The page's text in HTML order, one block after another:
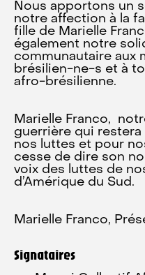
Nous apportons un
notre affection à la
fille de Marielle
également notre
communautaire aux
brésilien-ne-s et à
afro-brésilienne.
Marielle Franco,
guerrière qui
nos luttes et pour
cesse de dire son
voix des luttes de
d’Amérique du Sud.
Marielle Franco,
Signataires